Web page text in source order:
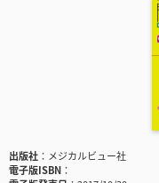
出版社
メジカルビュー社
電子版ISBN